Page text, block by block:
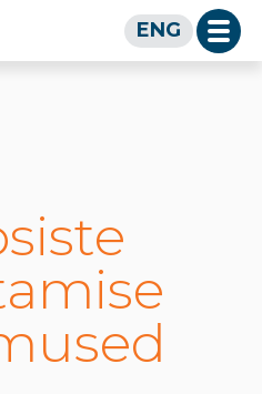
ENG